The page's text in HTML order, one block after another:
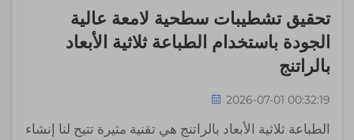
تحقيق تشطيبات سطحية لامعة عالية
الجودة باستخدام الطباعة ثلاثية الأبعاد
بالراتنج
2026-07-01 00:32:19
الطباعة ثلاثية الأبعاد بالراتنج هي تقنية مثيرة تتيح لنا إنشاء